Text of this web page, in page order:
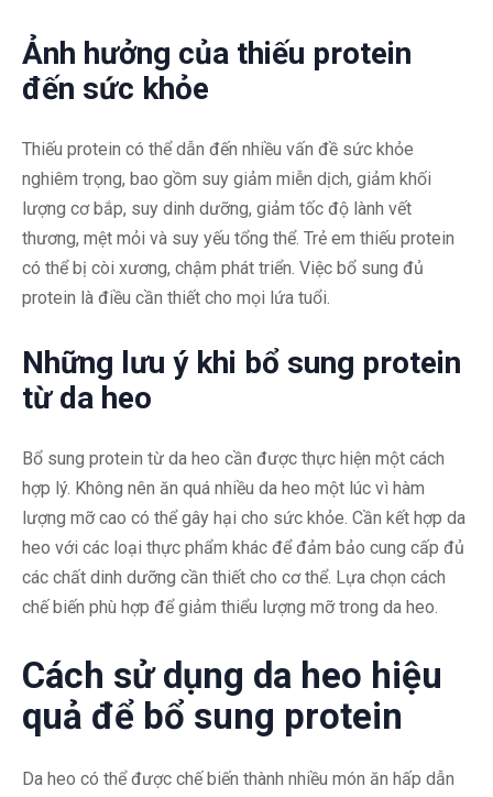
Ảnh hưởng của thiếu protein
đến sức khỏe
Thiếu protein có thể dẫn đến nhiều vấn đề sức khỏe
nghiêm trọng, bao gồm suy giảm miễn dịch, giảm khối
lượng cơ bắp, suy dinh dưỡng, giảm tốc độ lành vết
thương, mệt mỏi và suy yếu tổng thể. Trẻ em thiếu protein
có thể bị còi xương, chậm phát triển. Việc bổ sung đủ
protein là điều cần thiết cho mọi lứa tuổi.
Những lưu ý khi bổ sung protein
từ da heo
Bổ sung protein từ da heo cần được thực hiện một cách
hợp lý. Không nên ăn quá nhiều da heo một lúc vì hàm
lượng mỡ cao có thể gây hại cho sức khỏe. Cần kết hợp da
heo với các loại thực phẩm khác để đảm bảo cung cấp đủ
các chất dinh dưỡng cần thiết cho cơ thể. Lựa chọn cách
chế biến phù hợp để giảm thiểu lượng mỡ trong da heo.
Cách sử dụng da heo hiệu
quả để bổ sung protein
Da heo có thể được chế biến thành nhiều món ăn hấp dẫn